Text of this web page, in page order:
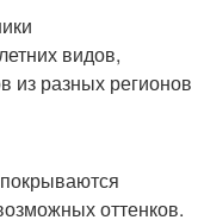
видов,
из разных регионов
оттенков.